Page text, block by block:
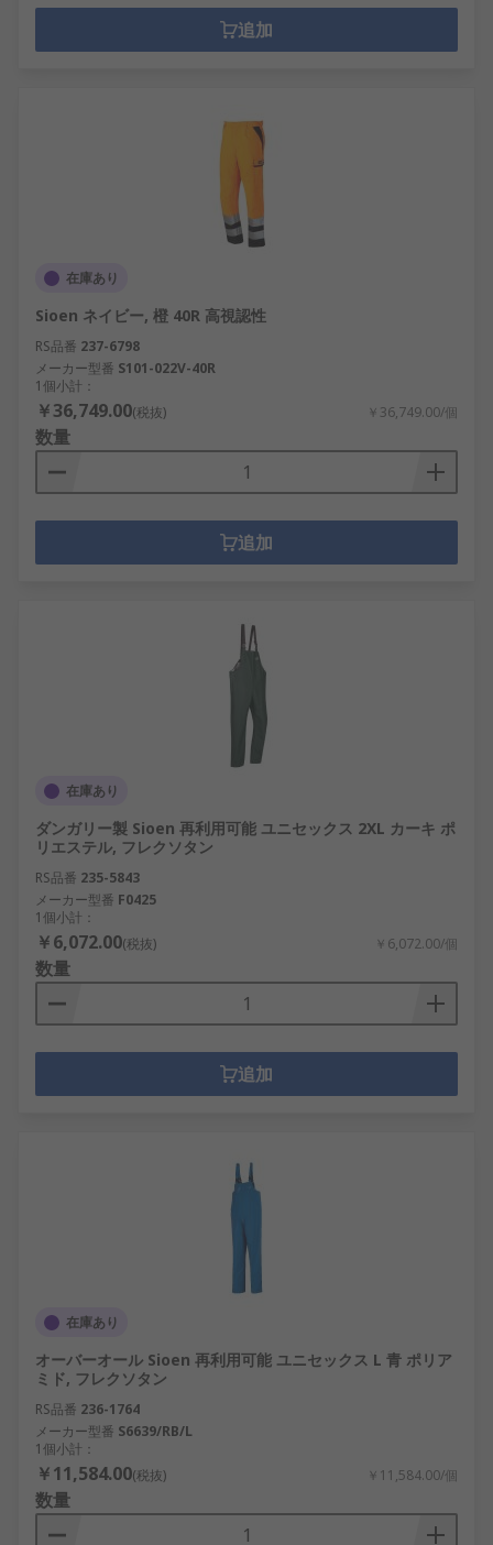
追加
在庫あり
Sioen ネイビー, 橙 40R 高視認性
RS品番 237-6798
メーカー型番 S101-022V-40R
1個小計：
￥36,749.00(税抜) ￥36,749.00/個
数量
追加
在庫あり
ダンガリー製 Sioen 再利用可能 ユニセックス 2XL カーキ ポ
リエステル, フレクソタン
RS品番 235-5843
メーカー型番 F0425
1個小計：
￥6,072.00(税抜) ￥6,072.00/個
数量
追加
在庫あり
オーバーオール Sioen 再利用可能 ユニセックス L 青 ポリア
ミド, フレクソタン
RS品番 236-1764
メーカー型番 S6639/RB/L
1個小計：
￥11,584.00(税抜) ￥11,584.00/個
数量